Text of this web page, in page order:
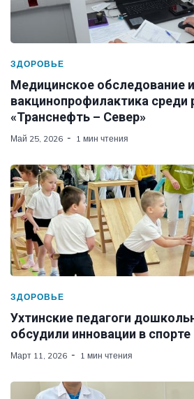
ЗДОРОВЬЕ
Медицинское обследование и
вакцинопрофилактика среди
«Транснефть – Север»
Май 25, 2026 1 мин чтения
ЗДОРОВЬЕ
Ухтинские педагоги
обсудили инновации в спорте
Март 11, 2026 1 мин чтения